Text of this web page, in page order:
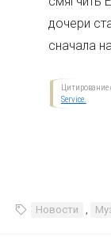
дочери
сначала
Цитирование
Service.
Новости ,